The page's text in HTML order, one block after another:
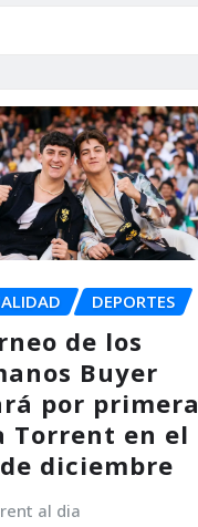
DEPORTES
de los
Buyer
por primera
Torrent en el
diciembre
al dia